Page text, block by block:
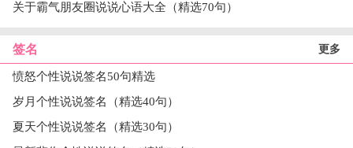
关于霸气朋友圈说说心语大全（精选70句）
签名 更多
愤怒个性说说签名50句精选
岁月个性说说签名（精选40句）
夏天个性说说签名（精选30句）